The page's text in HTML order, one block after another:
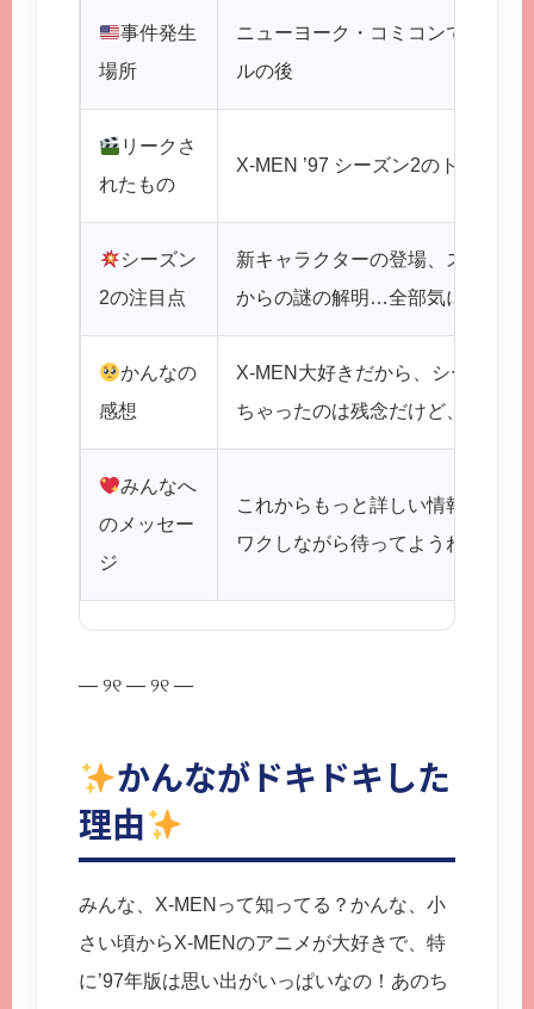
事件発生
場所
ニューヨーク・コミコンでのマー
ルの後
リークさ
れたもの
X-MEN ’97 シーズン2のトレーラー
シーズン
2の注目点
新キャラクターの登場、ストーリ
からの謎の解明…全部気になる！
かんなの
感想
X-MEN大好きだから、シーズン2
ちゃったのは残念だけど、ますま
みんなへ
のメッセー
ジ
これからもっと詳しい情報が出て
ワクしながら待ってようね！
— ୨୧ — ୨୧ —
かんながドキドキした
理由
みんな、X-MENって知ってる？かんな、小
さい頃からX-MENのアニメが大好きで、特
に’97年版は思い出がいっぱいなの！あのち